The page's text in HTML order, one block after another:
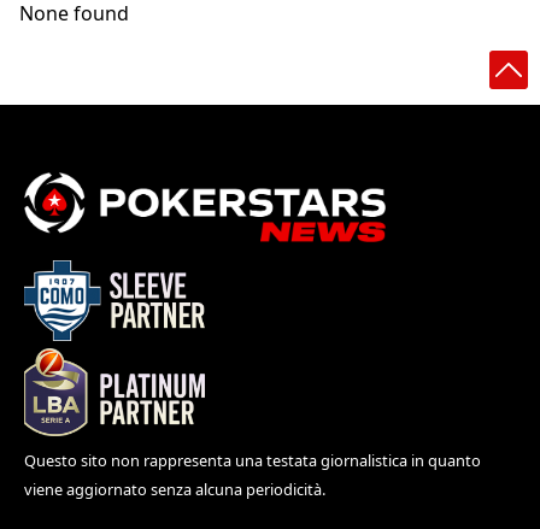
None found
Questo sito non rappresenta una testata giornalistica in quanto
viene aggiornato senza alcuna periodicità.